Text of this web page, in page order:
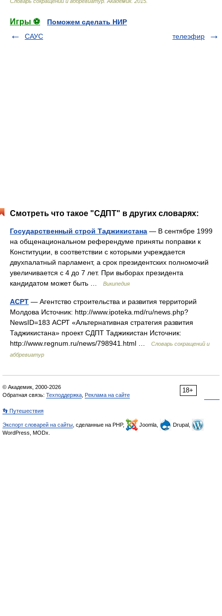
Игры ⚽
Поможем сделать НИР
САУС
телеэфир
Смотреть что такое "СДПТ" в других словарях:
Государственный строй Таджикистана — В сентябре 1999
на общенациональном референдуме приняты поправки к
Конституции, в соответствии с которыми учреждается
двухпалатный парламент, а срок президентских полномочий
увеличивается с 4 до 7 лет. При выборах президента
кандидатом может быть …
Википедия
АСРТ — Агентство строительства и развития территорий
Молдова Источник: http://www.ipoteka.md/ru/news.php?
NewsID=183 АСРТ «Альтернативная стратегия развития
Таджикистана» проект СДПТ Таджикистан Источник:
http://www.regnum.ru/news/798941.html …
Словарь сокращений и
аббревиатур
18+
© Академик, 2000-2026
Обратная связь: Техподдержка Реклама на сайте
👣 Путешествия
Экспорт словарей на сайты , сделанные на PHP, Joomla,
Drupal,
WordPress, MODx.